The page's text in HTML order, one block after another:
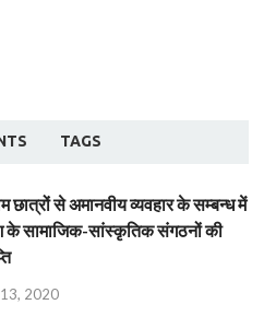
TAGS
छात्रों से अमानवीय व्यवहार के सम्बन्ध में
के सामाजिक-सांस्कृतिक संगठनों की
13, 2020